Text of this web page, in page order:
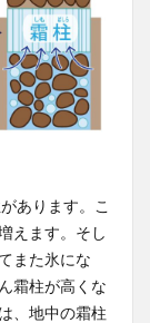
あります。こ
えます。そし
また氷にな
霜柱が高くな
、地中の霜柱